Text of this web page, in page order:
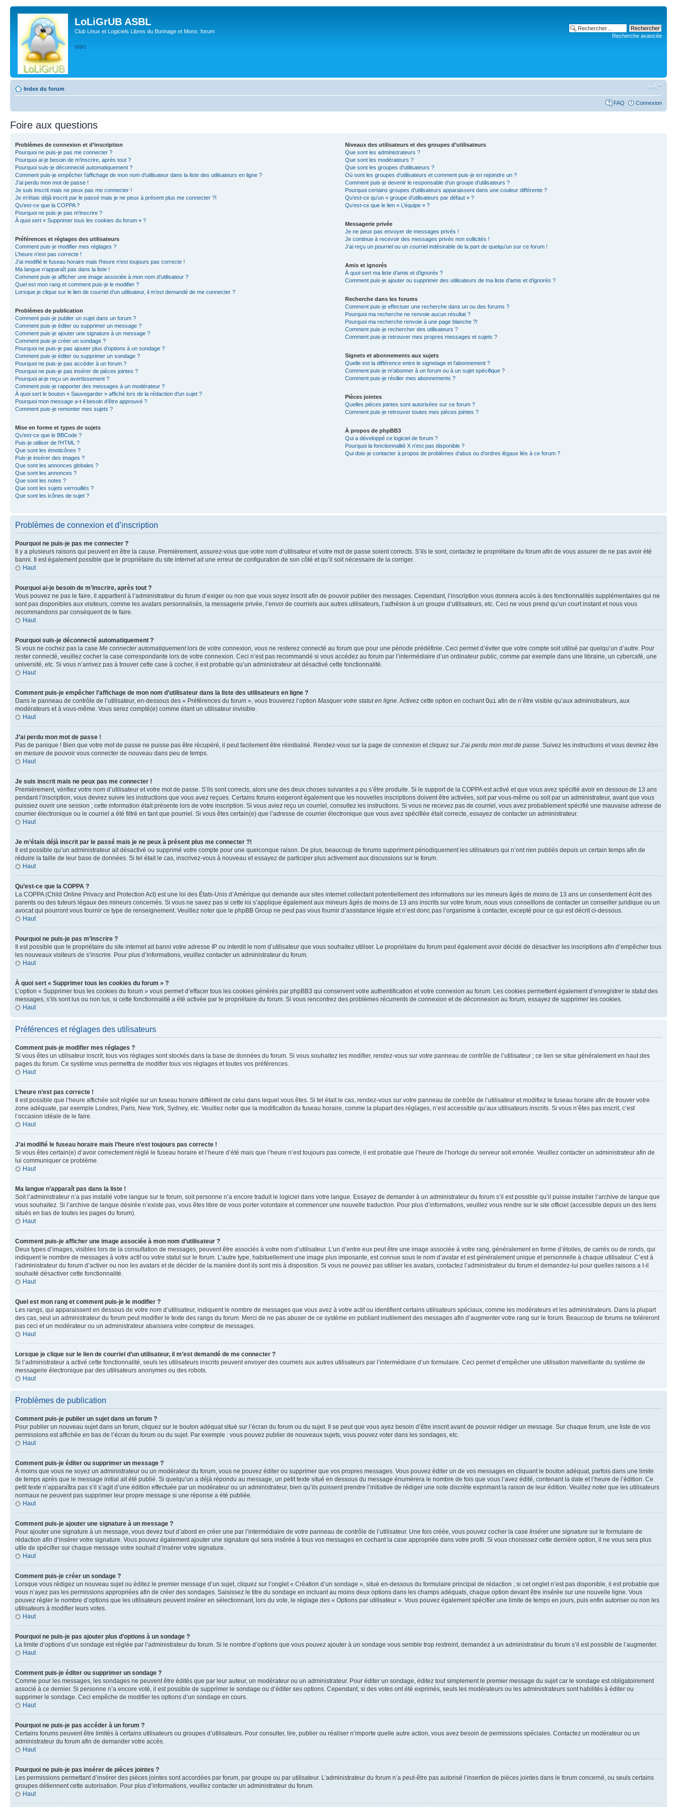
LoLiGrUB ASBL
Club Linux et Logiciels Libres du Borinage et Mons: forum
WIKI
Recherche avancée
Index du forum
FAQ Connexion
Foire aux questions
Problèmes de connexion et d’inscription
Pourquoi ne puis-je pas me connecter ?
Pourquoi ai-je besoin de m’inscrire, après tout ?
Pourquoi suis-je déconnecté automatiquement ?
Comment puis-je empêcher l’affichage de mon nom d’utilisateur dans la liste des utilisateurs en ligne ?
J’ai perdu mon mot de passe !
Je suis inscrit mais ne peux pas me connecter !
Je m’étais déjà inscrit par le passé mais je ne peux à présent plus me connecter ?!
Qu’est-ce que la COPPA ?
Pourquoi ne puis-je pas m’inscrire ?
À quoi sert « Supprimer tous les cookies du forum » ?
Préférences et réglages des utilisateurs
Comment puis-je modifier mes réglages ?
L’heure n’est pas correcte !
J’ai modifié le fuseau horaire mais l’heure n’est toujours pas correcte !
Ma langue n’apparaît pas dans la liste !
Comment puis-je afficher une image associée à mon nom d’utilisateur ?
Quel est mon rang et comment puis-je le modifier ?
Lorsque je clique sur le lien de courriel d’un utilisateur, il m’est demandé de me connecter ?
Problèmes de publication
Comment puis-je publier un sujet dans un forum ?
Comment puis-je éditer ou supprimer un message ?
Comment puis-je ajouter une signature à un message ?
Comment puis-je créer un sondage ?
Pourquoi ne puis-je pas ajouter plus d’options à un sondage ?
Comment puis-je éditer ou supprimer un sondage ?
Pourquoi ne puis-je pas accéder à un forum ?
Pourquoi ne puis-je pas insérer de pièces jointes ?
Pourquoi ai-je reçu un avertissement ?
Comment puis-je rapporter des messages à un modérateur ?
À quoi sert le bouton « Sauvegarder » affiché lors de la rédaction d’un sujet ?
Pourquoi mon message a-t-il besoin d’être approuvé ?
Comment puis-je remonter mes sujets ?
Mise en forme et types de sujets
Qu’est-ce que le BBCode ?
Puis-je utiliser de l’HTML ?
Que sont les émoticônes ?
Puis-je insérer des images ?
Que sont les annonces globales ?
Que sont les annonces ?
Que sont les notes ?
Que sont les sujets verrouillés ?
Que sont les icônes de sujet ?
Niveaux des utilisateurs et des groupes d’utilisateurs
Que sont les administrateurs ?
Que sont les modérateurs ?
Que sont les groupes d’utilisateurs ?
Où sont les groupes d’utilisateurs et comment puis-je en rejoindre un ?
Comment puis-je devenir le responsable d’un groupe d’utilisateurs ?
Pourquoi certains groupes d’utilisateurs apparaissent dans une couleur différente ?
Qu’est-ce qu’un « groupe d’utilisateurs par défaut » ?
Qu’est-ce que le lien « L’équipe » ?
Messagerie privée
Je ne peux pas envoyer de messages privés !
Je continue à recevoir des messages privés non sollicités !
J’ai reçu un pourriel ou un courriel indésirable de la part de quelqu’un sur ce forum !
Amis et ignorés
À quoi sert ma liste d’amis et d’ignorés ?
Comment puis-je ajouter ou supprimer des utilisateurs de ma liste d’amis et d’ignorés ?
Recherche dans les forums
Comment puis-je effectuer une recherche dans un ou des forums ?
Pourquoi ma recherche ne renvoie aucun résultat ?
Pourquoi ma recherche renvoie à une page blanche ?!
Comment puis-je rechercher des utilisateurs ?
Comment puis-je retrouver mes propres messages et sujets ?
Signets et abonnements aux sujets
Quelle est la différence entre le signetage et l’abonnement ?
Comment puis-je m’abonner à un forum ou à un sujet spécifique ?
Comment puis-je résilier mes abonnements ?
Pièces jointes
Quelles pièces jointes sont autorisées sur ce forum ?
Comment puis-je retrouver toutes mes pièces jointes ?
À propos de phpBB3
Qui a développé ce logiciel de forum ?
Pourquoi la fonctionnalité X n’est pas disponible ?
Qui dois-je contacter à propos de problèmes d’abus ou d’ordres légaux liés à ce forum ?
Problèmes de connexion et d’inscription
Pourquoi ne puis-je pas me connecter ?
Il y a plusieurs raisons qui peuvent en être la cause. Premièrement, assurez-vous que votre nom d’utilisateur et votre mot de passe soient corrects. S’ils le sont, contactez le propriétaire du forum afin de vous assurer de ne pas avoir été
banni. Il est également possible que le propriétaire du site internet ait une erreur de configuration de son côté et qu’il soit nécessaire de la corriger.
Haut
Pourquoi ai-je besoin de m’inscrire, après tout ?
Vous pouvez ne pas le faire, il appartient à l’administrateur du forum d’exiger ou non que vous soyez inscrit afin de pouvoir publier des messages. Cependant, l’inscription vous donnera accès à des fonctionnalités supplémentaires qui ne
sont pas disponibles aux visiteurs, comme les avatars personnalisés, la messagerie privée, l’envoi de courriels aux autres utilisateurs, l’adhésion à un groupe d’utilisateurs, etc. Ceci ne vous prend qu’un court instant et nous vous
recommandons par conséquent de le faire.
Haut
Pourquoi suis-je déconnecté automatiquement ?
Si vous ne cochez pas la case Me connecter automatiquementlors de votre connexion, vous ne resterez connecté au forum que pour une période prédéfinie. Ceci permet d’éviter que votre compte soit utilisé par quelqu’un d’autre. Pour
rester connecté, veuillez cocher la case correspondante lors de votre connexion. Ceci n’est pas recommandé si vous accédez au forum par l’intermédiaire d’un ordinateur public, comme par exemple dans une librairie, un cybercafé, une
université, etc. Si vous n’arrivez pas à trouver cette case à cocher, il est probable qu’un administrateur ait désactivé cette fonctionnalité.
Haut
Comment puis-je empêcher l’affichage de mon nom d’utilisateur dans la liste des utilisateurs en ligne ?
Dans le panneau de contrôle de l’utilisateur, en-dessous des « Préférences du forum », vous trouverez l’option Masquer votre statut en ligne. Activez cette option en cochantOui afin de n’être visible qu’aux administrateurs, aux
modérateurs et à vous-même. Vous serez compté(e) comme étant un utilisateur invisible.
Haut
J’ai perdu mon mot de passe !
Pas de panique ! Bien que votre mot de passe ne puisse pas être récupéré, il peut facilement être réinitialisé. Rendez-vous sur la page de connexion et cliquez sur J’ai perdu mon mot de passe. Suivez les instructions et vous devriez être
en mesure de pouvoir vous connecter de nouveau dans peu de temps.
Haut
Je suis inscrit mais ne peux pas me connecter !
Premièrement, vérifiez votre nom d’utilisateur et votre mot de passe. S’ils sont corrects, alors une des deux choses suivantes a pu s’être produite. Si le support de la COPPA est activé et que vous avez spécifié avoir en dessous de 13 ans
pendant l’inscription, vous devrez suivre les instructions que vous avez reçues. Certains forums exigeront également que les nouvelles inscriptions doivent être activées, soit par vous-même ou soit par un administrateur, avant que vous
puissiez ouvrir une session ; cette information était présente lors de votre inscription. Si vous aviez reçu un courriel, consultez les instructions. Si vous ne recevez pas de courriel, vous avez probablement spécifié une mauvaise adresse de
courrier électronique ou le courriel a été filtré en tant que pourriel. Si vous êtes certain(e) que l’adresse de courrier électronique que vous avez spécifiée était correcte, essayez de contacter un administrateur.
Haut
Je m’étais déjà inscrit par le passé mais je ne peux à présent plus me connecter ?!
Il est possible qu’un administrateur ait désactivé ou supprimé votre compte pour une quelconque raison. De plus, beaucoup de forums suppriment périodiquement les utilisateurs qui n’ont rien publiés depuis un certain temps afin de
réduire la taille de leur base de données. Si tel était le cas, inscrivez-vous à nouveau et essayez de participer plus activement aux discussions sur le forum.
Haut
Qu’est-ce que la COPPA ?
La COPPA (Child Online Privacy and Protection Act) est une loi des États-Unis d’Amérique qui demande aux sites internet collectant potentiellement des informations sur les mineurs âgés de moins de 13 ans un consentement écrit des
parents ou des tuteurs légaux des mineurs concernés. Si vous ne savez pas si cette loi s’applique également aux mineurs âgés de moins de 13 ans inscrits sur votre forum, nous vous conseillons de contacter un conseiller juridique ou un
avocat qui pourront vous fournir ce type de renseignement. Veuillez noter que le phpBB Group ne peut pas vous fournir d’assistance légale et n’est donc pas l’organisme à contacter, excepté pour ce qui est décrit ci-dessous.
Haut
Pourquoi ne puis-je pas m’inscrire ?
Il est possible que le propriétaire du site internet ait banni votre adresse IP ou interdit le nom d’utilisateur que vous souhaitez utiliser. Le propriétaire du forum peut également avoir décidé de désactiver les inscriptions afin d’empêcher tous
les nouveaux visiteurs de s’inscrire. Pour plus d’informations, veuillez contacter un administrateur du forum.
Haut
À quoi sert « Supprimer tous les cookies du forum » ?
L’option « Supprimer tous les cookies du forum » vous permet d’effacer tous les cookies générés par phpBB3 qui conservent votre authentification et votre connexion au forum. Les cookies permettent également d’enregistrer le statut des
messages, s’ils sont lus ou non lus, si cette fonctionnalité a été activée par le propriétaire du forum. Si vous rencontrez des problèmes récurrents de connexion et de déconnexion au forum, essayez de supprimer les cookies.
Haut
Préférences et réglages des utilisateurs
Comment puis-je modifier mes réglages ?
Si vous êtes un utilisateur inscrit, tous vos réglages sont stockés dans la base de données du forum. Si vous souhaitez les modifier, rendez-vous sur votre panneau de contrôle de l’utilisateur ; ce lien se situe généralement en haut des
pages du forum. Ce système vous permettra de modifier tous vos réglages et toutes vos préférences.
Haut
L’heure n’est pas correcte !
Il est possible que l’heure affichée soit réglée sur un fuseau horaire différent de celui dans lequel vous êtes. Si tel était le cas, rendez-vous sur votre panneau de contrôle de l’utilisateur et modifiez le fuseau horaire afin de trouver votre
zone adéquate, par exemple Londres, Paris, New York, Sydney, etc. Veuillez noter que la modification du fuseau horaire, comme la plupart des réglages, n’est accessible qu’aux utilisateurs inscrits. Si vous n’êtes pas inscrit, c’est
l’occasion idéale de le faire.
Haut
J’ai modifié le fuseau horaire mais l’heure n’est toujours pas correcte !
Si vous êtes certain(e) d’avoir correctement réglé le fuseau horaire et l’heure d’été mais que l’heure n’est toujours pas correcte, il est probable que l’heure de l’horloge du serveur soit erronée. Veuillez contacter un administrateur afin de
lui communiquer ce problème.
Haut
Ma langue n’apparaît pas dans la liste !
Soit l’administrateur n’a pas installé votre langue sur le forum, soit personne n’a encore traduit le logiciel dans votre langue. Essayez de demander à un administrateur du forum s’il est possible qu’il puisse installer l’archive de langue que
vous souhaitez. Si l’archive de langue désirée n’existe pas, vous êtes libre de vous porter volontaire et commencer une nouvelle traduction. Pour plus d’informations, veuillez vous rendre sur le site officiel (accessible depuis un des liens
situés en bas de toutes les pages du forum).
Haut
Comment puis-je afficher une image associée à mon nom d’utilisateur ?
Deux types d’images, visibles lors de la consultation de messages, peuvent être associés à votre nom d’utilisateur. L’un d’entre eux peut être une image associée à votre rang, généralement en forme d’étoiles, de carrés ou de ronds, qui
indiquent le nombre de messages à votre actif ou votre statut sur le forum. L’autre type, habituellement une image plus imposante, est connue sous le nom d’avatar et est généralement unique et personnelle à chaque utilisateur. C’est à
l’administrateur du forum d’activer ou non les avatars et de décider de la manière dont ils sont mis à disposition. Si vous ne pouvez pas utiliser les avatars, contactez l’administrateur du forum et demandez-lui pour quelles raisons a t-il
souhaité désactiver cette fonctionnalité.
Haut
Quel est mon rang et comment puis-je le modifier ?
Les rangs, qui apparaissent en dessous de votre nom d’utilisateur, indiquent le nombre de messages que vous avez à votre actif ou identifient certains utilisateurs spéciaux, comme les modérateurs et les administrateurs. Dans la plupart
des cas, seul un administrateur du forum peut modifier le texte des rangs du forum. Merci de ne pas abuser de ce système en publiant inutilement des messages afin d’augmenter votre rang sur le forum. Beaucoup de forums ne toléreront
pas ceci et un modérateur ou un administrateur abaissera votre compteur de messages.
Haut
Lorsque je clique sur le lien de courriel d’un utilisateur, il m’est demandé de me connecter ?
Si l’administrateur a activé cette fonctionnalité, seuls les utilisateurs inscrits peuvent envoyer des courriels aux autres utilisateurs par l’intermédiaire d’un formulaire. Ceci permet d’empêcher une utilisation malveillante du système de
messagerie électronique par des utilisateurs anonymes ou des robots.
Haut
Problèmes de publication
Comment puis-je publier un sujet dans un forum ?
Pour publier un nouveau sujet dans un forum, cliquez sur le bouton adéquat situé sur l’écran du forum ou du sujet. Il se peut que vous ayez besoin d’être inscrit avant de pouvoir rédiger un message. Sur chaque forum, une liste de vos
permissions est affichée en bas de l’écran du forum ou du sujet. Par exemple : vous pouvez publier de nouveaux sujets, vous pouvez voter dans les sondages, etc.
Haut
Comment puis-je éditer ou supprimer un message ?
À moins que vous ne soyez un administrateur ou un modérateur du forum, vous ne pouvez éditer ou supprimer que vos propres messages. Vous pouvez éditer un de vos messages en cliquant le bouton adéquat, parfois dans une limite
de temps après que le message initial ait été publié. Si quelqu’un a déjà répondu au message, un petit texte situé en dessous du message énumèrera le nombre de fois que vous l’avez édité, contenant la date et l’heure de l’édition. Ce
petit texte n’apparaîtra pas s’il s’agit d’une édition effectuée par un modérateur ou un administrateur, bien qu’ils puissent prendre l’initiative de rédiger une note discrète exprimant la raison de leur édition. Veuillez noter que les utilisateurs
normaux ne peuvent pas supprimer leur propre message si une réponse a été publiée.
Haut
Comment puis-je ajouter une signature à un message ?
Pour ajouter une signature à un message, vous devez tout d’abord en créer une par l’intermédiaire de votre panneau de contrôle de l’utilisateur. Une fois créée, vous pouvez cocher la case Insérer une signature sur le formulaire de
rédaction afin d’insérer votre signature. Vous pouvez également ajouter une signature qui sera insérée à tous vos messages en cochant la case appropriée dans votre profil. Si vous choisissez cette dernière option, il ne vous sera plus
utile de spécifier sur chaque message votre souhait d’insérer votre signature.
Haut
Comment puis-je créer un sondage ?
Lorsque vous rédigez un nouveau sujet ou éditez le premier message d’un sujet, cliquez sur l’onglet « Création d’un sondage », situé en-dessous du formulaire principal de rédaction ; si cet onglet n’est pas disponible, il est probable que
vous n’ayez pas les permissions appropriées afin de créer des sondages. Saisissez le titre du sondage en incluant au moins deux options dans les champs adéquats, chaque option devant être insérée sur une nouvelle ligne. Vous
pouvez régler le nombre d’options que les utilisateurs peuvent insérer en sélectionnant, lors du vote, le réglage des « Options par utilisateur ». Vous pouvez également spécifier une limite de temps en jours, puis enfin autoriser ou non les
utilisateurs à modifier leurs votes.
Haut
Pourquoi ne puis-je pas ajouter plus d’options à un sondage ?
La limite d’options d’un sondage est réglée par l’administrateur du forum. Si le nombre d’options que vous pouvez ajouter à un sondage vous semble trop restreint, demandez à un administrateur du forum s’il est possible de l’augmenter.
Haut
Comment puis-je éditer ou supprimer un sondage ?
Comme pour les messages, les sondages ne peuvent être édités que par leur auteur, un modérateur ou un administrateur. Pour éditer un sondage, éditez tout simplement le premier message du sujet car le sondage est obligatoirement
associé à ce dernier. Si personne n’a encore voté, il est possible de supprimer le sondage ou d’éditer ses options. Cependant, si des votes ont été exprimés, seuls les modérateurs ou les administrateurs sont habilités à éditer ou
supprimer le sondage. Ceci empêche de modifier les options d’un sondage en cours.
Haut
Pourquoi ne puis-je pas accéder à un forum ?
Certains forums peuvent être limités à certains utilisateurs ou groupes d’utilisateurs. Pour consulter, lire, publier ou réaliser n’importe quelle autre action, vous avez besoin de permissions spéciales. Contactez un modérateur ou un
administrateur du forum afin de demander votre accès.
Haut
Pourquoi ne puis-je pas insérer de pièces jointes ?
Les permissions permettant d’insérer des pièces jointes sont accordées par forum, par groupe ou par utilisateur. L’administrateur du forum n’a peut-être pas autorisé l’insertion de pièces jointes dans le forum concerné, ou seuls certains
groupes détiennent cette autorisation. Pour plus d’informations, veuillez contacter un administrateur du forum.
Haut